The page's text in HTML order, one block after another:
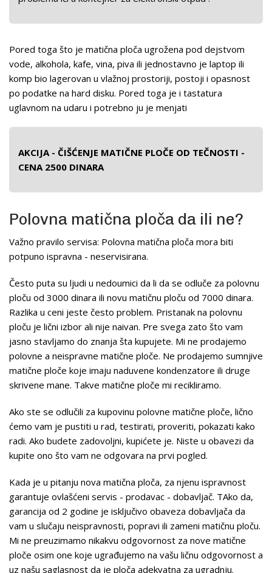
Pored toga što je matična ploča ugrožena pod dejstvom
vode, alkohola, kafe, vina, piva ili jednostavno je laptop ili
komp bio lagerovan u vlažnoj prostoriji, postoji i opasnost
po podatke na hard disku. Pored toga je i tastatura
uglavnom na udaru i potrebno ju je menjati
AKCIJA - ČIŠĆENJE MATIČNE PLOČE OD TEČNOSTI -
CENA 2500 DINARA
Polovna matična ploča da ili ne?
Važno pravilo servisa: Polovna matična ploča mora biti
potpuno ispravna - neservisirana.
Često puta su ljudi u nedoumici da li da se odluče za polovnu
ploču od 3000 dinara ili novu matičnu ploču od 7000 dinara.
Razlika u ceni jeste često problem. Pristanak na polovnu
ploču je lični izbor ali nije naivan. Pre svega zato što vam
jasno stavljamo do znanja šta kupujete. Mi ne prodajemo
polovne a neispravne matične ploče. Ne prodajemo sumnjive
matične ploče koje imaju naduvene kondenzatore ili druge
skrivene mane. Takve matične ploče mi recikliramo.
Ako ste se odlučili za kupovinu polovne matične ploče, lično
ćemo vam je pustiti u rad, testirati, proveriti, pokazati kako
radi. Ako budete zadovoljni, kupićete je. Niste u obavezi da
kupite ono što vam ne odgovara na prvi pogled.
Kada je u pitanju nova matična ploča, za njenu ispravnost
garantuje ovlašćeni servis - prodavac - dobavljač. TAko da,
garancija od 2 godine je isključivo obaveza dobavljača da
vam u slučaju neispravnosti, popravi ili zameni matičnu ploču.
Mi ne preuzimamo nikakvu odgovornost za nove matične
ploče osim one koje ugrađujemo na vašu ličnu odgovornost a
uz našu saglasnost da je ploča adekvatna za ugradnju.